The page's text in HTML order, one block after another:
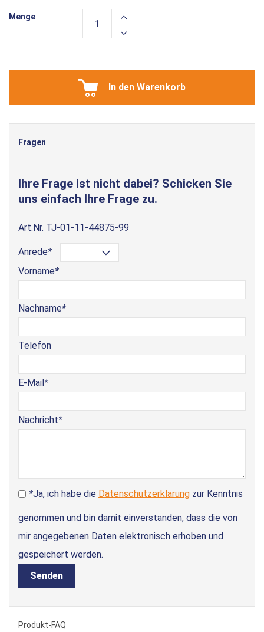
Menge
In den Warenkorb
Fragen
Ihre Frage ist nicht dabei? Schicken Sie
uns einfach Ihre Frage zu.
Art.Nr. TJ-01-11-44875-99
Anrede*
Vorname*
Nachname*
Telefon
E-Mail*
Nachricht*
*Ja, ich habe die Datenschutzerklärung zur Kenntnis
genommen und bin damit einverstanden, dass die von
mir angegebenen Daten elektronisch erhoben und
gespeichert werden.
Senden
Produkt-FAQ